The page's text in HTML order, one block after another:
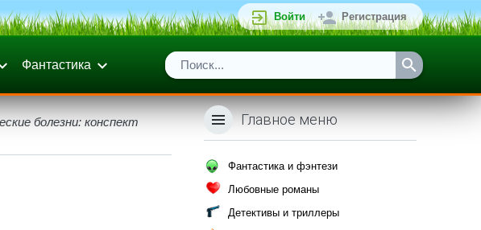
Войти Регистрация
Фантастика
болезни: конспект
Главное меню
Фантастика и фэнтези
Любовные романы
Детективы и триллеры